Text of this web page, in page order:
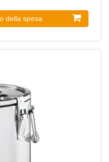
della spesa